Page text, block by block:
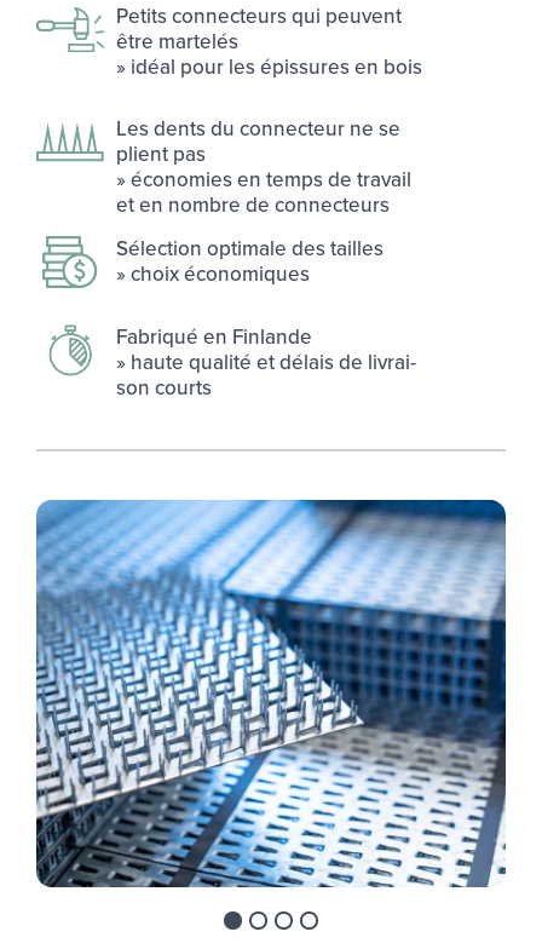
Pe­tits connec­teurs qui peuvent
être mar­te­lés
» idéal pour les épis­sures en bois
Les dents du connec­teur ne se
plient pas
» éco­no­mies en temps de tra­vail
et en nombre de connec­teurs
Sé­lec­tion op­ti­male des tailles
» choix éco­no­miques
Fa­bri­qué en Fin­lande
» haute qua­li­té et dé­lais de li­vrai­
son courts
Move to slide 1
Move to slide 2
Move to slide 3
Move to slide 4